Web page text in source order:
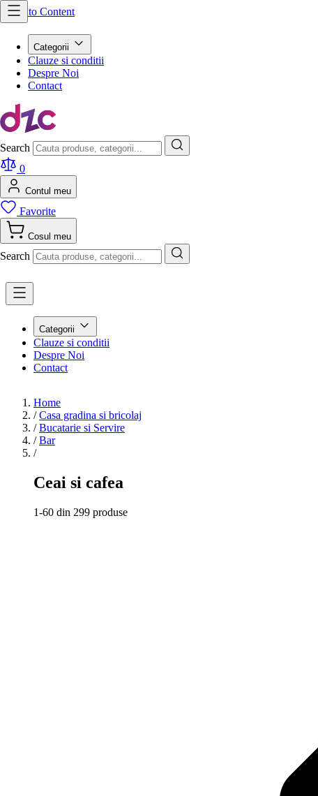
Skip to Content
Categorii
Clauze si conditii
Despre Noi
Contact
Search
0
Contul meu
Favorite
Cosul meu
Search
Categorii
Clauze si conditii
Despre Noi
Contact
Home
/ Casa gradina si bricolaj
/ Bucatarie si Servire
/ Bar
/
Ceai si cafea
1-60 din 299 produse